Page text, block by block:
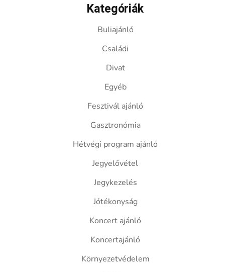
Kategóriák
Buliajánló
Családi
Divat
Egyéb
Fesztivál ajánló
Gasztronómia
Hétvégi program ajánló
Jegyelővétel
Jegykezelés
Jótékonyság
Koncert ajánló
Koncertajánló
Környezetvédelem